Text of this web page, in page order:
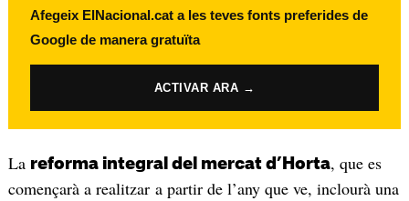
Afegeix ElNacional.cat a les teves fonts preferides de
Google de manera gratuïta
ACTIVAR ARA →
La reforma integral del mercat d’Horta, que es
començarà a realitzar a partir de l’any que ve, inclourà una